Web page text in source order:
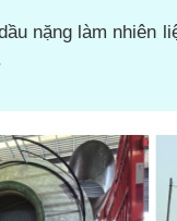
nặng làm nhiên